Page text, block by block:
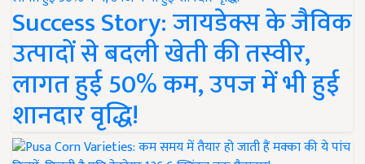
Success Story: जायडेक्स के जैविक
उत्पादों से बदली खेती की तस्वीर,
लागत हुई 50% कम, उपज में भी हुई
शानदार वृद्धि!